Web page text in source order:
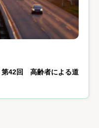
第42回 高齢者による道